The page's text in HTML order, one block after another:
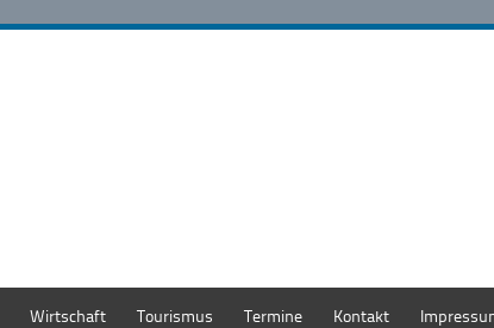
Wirtschaft Tourismus Termine Kontakt